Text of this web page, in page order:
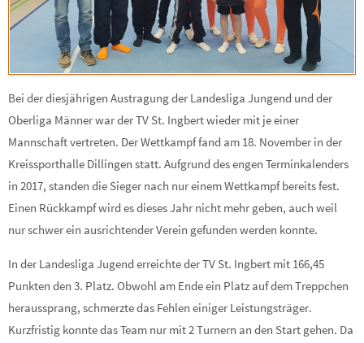
Bei der diesjährigen Austragung der Landesliga Jungend und der
Oberliga Männer war der TV St. Ingbert wieder mit je einer
Mannschaft vertreten. Der Wettkampf fand am 18. November in der
Kreissporthalle Dillingen statt. Aufgrund des engen Terminkalenders
in 2017, standen die Sieger nach nur einem Wettkampf bereits fest.
Einen Rückkampf wird es dieses Jahr nicht mehr geben, auch weil
nur schwer ein ausrichtender Verein gefunden werden konnte.
In der Landesliga Jugend erreichte der TV St. Ingbert mit 166,45
Punkten den 3. Platz. Obwohl am Ende ein Platz auf dem Treppchen
heraussprang, schmerzte das Fehlen einiger Leistungsträger.
Kurzfristig konnte das Team nur mit 2 Turnern an den Start gehen. Da